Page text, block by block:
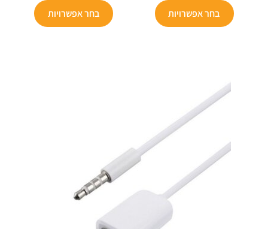
הוא:
בחר אפשרויות
למוצר
בעמוד
המוצר
הוא:
בחר אפשרויות